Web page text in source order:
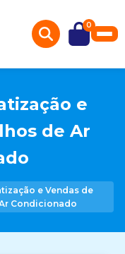
0
e
de Ar
e Vendas de
Condicionado